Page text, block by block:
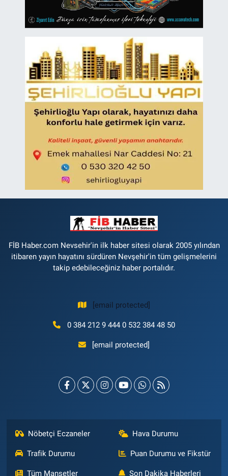
FİB Haber.com Nevsehir'in ilk haber sitesi olarak 2005 yılından
itibaren yayın hayatını sürdüren Nevşehir'in tüm gelişmelerini
takip edebileceğiniz haber portalıdır.
[email protected]
0 384 212 9 444 0 532 384 48 50
[email protected]
Nöbetçi Eczaneler Hava Durumu
Trafik Durumu Puan Durumu ve Fikstür
Tüm Manşetler Son Dakika Haberleri